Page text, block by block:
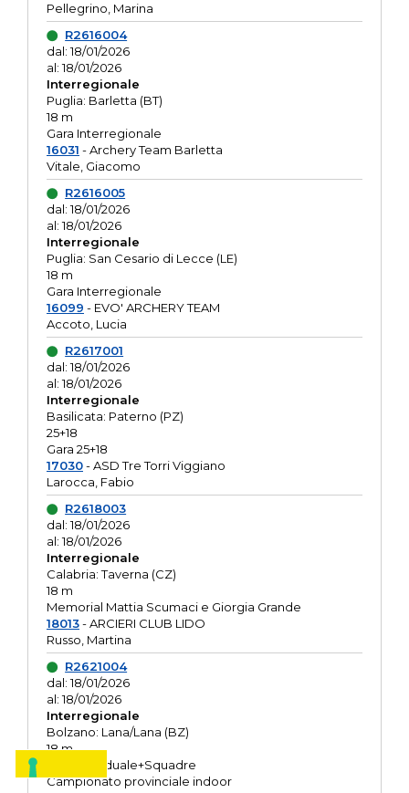
Pellegrino, Marina
R2616004
dal: 18/01/2026
al: 18/01/2026
Interregionale
Puglia: Barletta (BT)
18 m
Gara Interregionale
16031 - Archery Team Barletta
Vitale, Giacomo
R2616005
dal: 18/01/2026
al: 18/01/2026
Interregionale
Puglia: San Cesario di Lecce (LE)
18 m
Gara Interregionale
16099 - EVO' ARCHERY TEAM
Accoto, Lucia
R2617001
dal: 18/01/2026
al: 18/01/2026
Interregionale
Basilicata: Paterno (PZ)
25+18
Gara 25+18
17030- ASD Tre Torri Viggiano
Larocca, Fabio
R2618003
dal: 18/01/2026
al: 18/01/2026
Interregionale
Calabria: Taverna (CZ)
18 m
Memorial Mattia Scumaci e Giorgia Grande
18013- ARCIERI CLUB LIDO
Russo, Martina
R2621004
dal: 18/01/2026
al: 18/01/2026
Interregionale
Bolzano: Lana/Lana (BZ)
18 m
O.R. Individuale+Squadre
Campionato provinciale indoor